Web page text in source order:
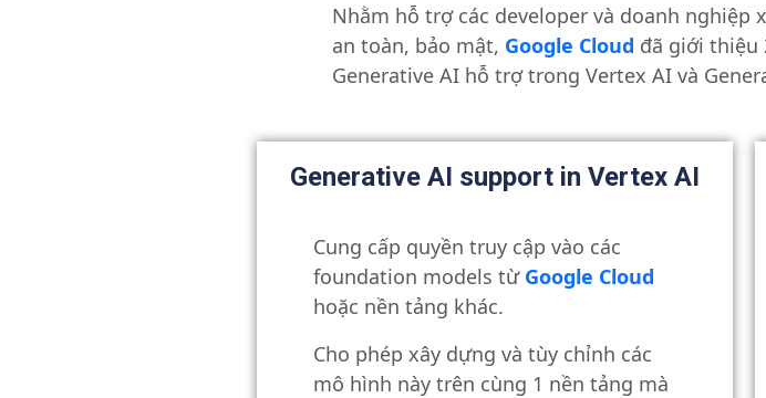
Nhằm hỗ trợ các developer và doanh
an toàn, bảo mật, Google Cloud đã giới thiệu
Generative AI hỗ trợ trong Vertex AI và
Generative AI support in Vertex AI
Cung cấp quyền truy cập vào các
foundation models từGoogle Cloud
hoặc nền tảng khác.
Cho phép xây dựng và tùy chỉnh các
mô hình này trên cùng 1 nền tảng mà